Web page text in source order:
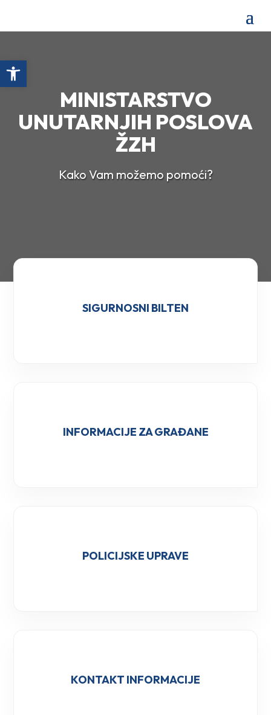
MINISTARSTVO
UNUTARNJIH POSLOVA
ŽZH
Kako Vam možemo pomoći?
SIGURNOSNI BILTEN
INFORMACIJE ZA GRAĐANE
POLICIJSKE UPRAVE
KONTAKT INFORMACIJE
Open toolbar